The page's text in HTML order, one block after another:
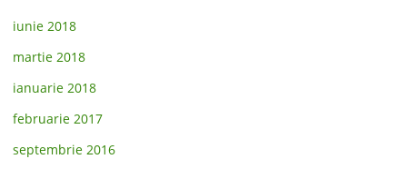
iunie 2018
martie 2018
ianuarie 2018
februarie 2017
septembrie 2016